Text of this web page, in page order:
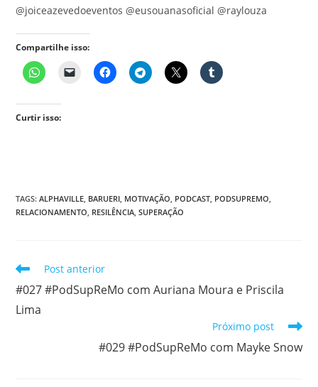
@joiceazevedoeventos @eusouanasoficial @raylouza
Compartilhe isso:
Curtir isso:
TAGS:ALPHAVILLE BARUERI MOTIVAÇÃO PODCAST PODSUPREMO
RELACIONAMENTO RESILÊNCIA SUPERAÇÃO
Leia
artigos
Post anterior
#027 #PodSupReMo com Auriana Moura e Priscila
Lima
Próximo post
#029 #PodSupReMo com Mayke Snow